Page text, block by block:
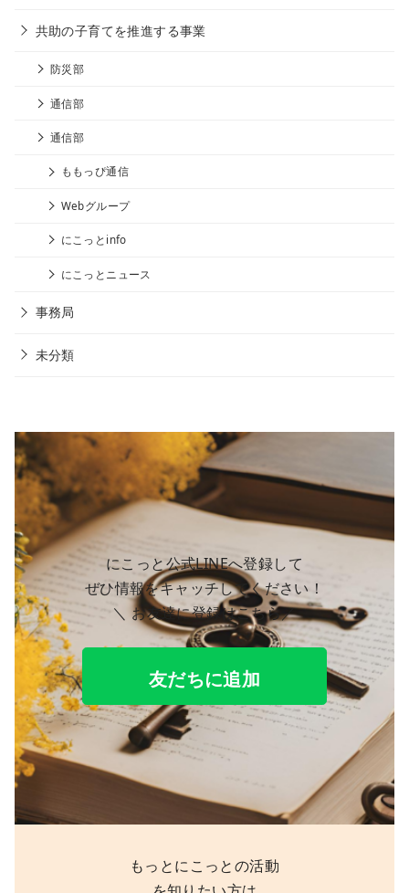
共助の子育てを推進する事業
防災部
通信部
通信部
ももっぴ通信
Webグループ
にこっとinfo
にこっとニュース
事務局
未分類
にこっと公式LINEへ登録して
ぜひ情報をキャッチしてください！
＼ お友達に登録はこちら／
友だちに追加
もっとにこっとの活動